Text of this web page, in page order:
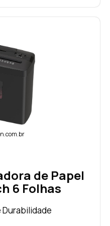
de Papel
6 Folhas